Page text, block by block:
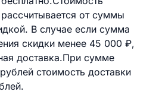
от суммы
В случае если сумма
скидки менее 45 000 ₽,
доставка.При сумме
стоимость доставки